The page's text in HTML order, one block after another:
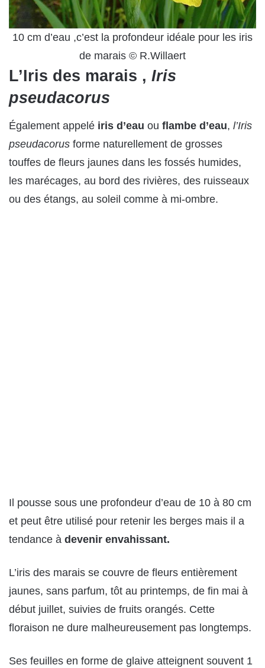
10 cm d’eau ,c’est la profondeur idéale pour les iris
de marais © R.Willaert
L’Iris des marais , Iris
pseudacorus
Également appelé iris d’eau ou flambe d’eau, l’Iris
pseudacorus forme naturellement de grosses
touffes de fleurs jaunes dans les fossés humides,
les marécages, au bord des rivières, des ruisseaux
ou des étangs, au soleil comme à mi-ombre.
Il pousse sous une profondeur d’eau de 10 à 80 cm
et peut être utilisé pour retenir les berges mais il a
tendance à devenir envahissant.
L’iris des marais se couvre de fleurs entièrement
jaunes, sans parfum, tôt au printemps, de fin mai à
début juillet, suivies de fruits orangés. Cette
floraison ne dure malheureusement pas longtemps.
Ses feuilles en forme de glaive atteignent souvent 1